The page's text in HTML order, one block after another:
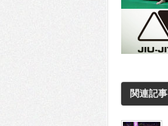
関連記事